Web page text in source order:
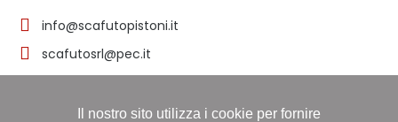
info@scafutopistoni.it
scafutosrl@pec.it
Il nostro sito utilizza i cookie per fornire